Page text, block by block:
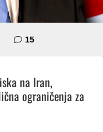
15komentara
na Iran,
ograničenja za